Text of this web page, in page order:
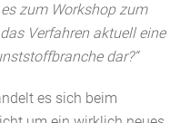
zum Workshop zum
Verfahren aktuell eine
dar?“
es sich beim